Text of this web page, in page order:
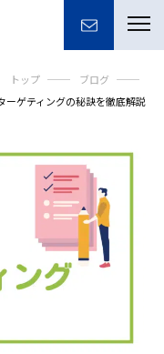
トップ
ブログ
ーゲティングの秘訣を徹底解説